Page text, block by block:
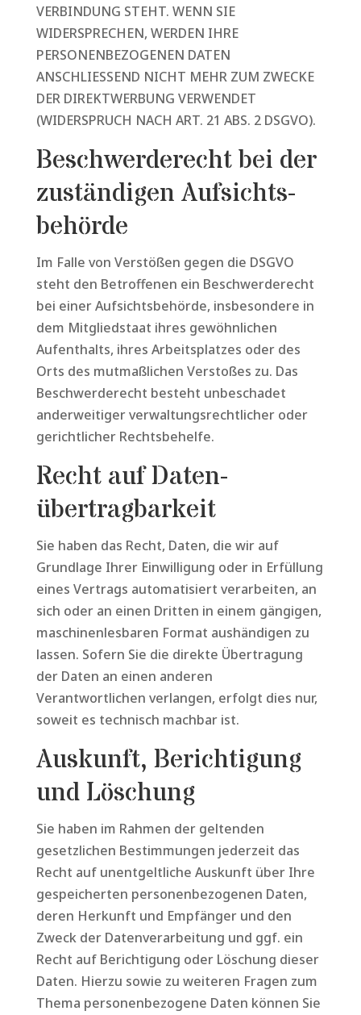
VERBINDUNG STEHT. WENN SIE
WIDERSPRECHEN, WERDEN IHRE
PERSONENBEZOGENEN DATEN
ANSCHLIESSEND NICHT MEHR ZUM ZWECKE
DER DIREKTWERBUNG VERWENDET
(WIDERSPRUCH NACH ART. 21 ABS. 2 DSGVO).
Beschwerde­recht bei der
zuständigen Aufsichts­
behörde
Im Falle von Verstößen gegen die DSGVO
steht den Betroffenen ein Beschwerderecht
bei einer Aufsichtsbehörde, insbesondere in
dem Mitgliedstaat ihres gewöhnlichen
Aufenthalts, ihres Arbeitsplatzes oder des
Orts des mutmaßlichen Verstoßes zu. Das
Beschwerderecht besteht unbeschadet
anderweitiger verwaltungsrechtlicher oder
gerichtlicher Rechtsbehelfe.
Recht auf Daten­
übertrag­barkeit
Sie haben das Recht, Daten, die wir auf
Grundlage Ihrer Einwilligung oder in Erfüllung
eines Vertrags automatisiert verarbeiten, an
sich oder an einen Dritten in einem gängigen,
maschinenlesbaren Format aushändigen zu
lassen. Sofern Sie die direkte Übertragung
der Daten an einen anderen
Verantwortlichen verlangen, erfolgt dies nur,
soweit es technisch machbar ist.
Auskunft, Berichtigung
und Löschung
Sie haben im Rahmen der geltenden
gesetzlichen Bestimmungen jederzeit das
Recht auf unentgeltliche Auskunft über Ihre
gespeicherten personenbezogenen Daten,
deren Herkunft und Empfänger und den
Zweck der Datenverarbeitung und ggf. ein
Recht auf Berichtigung oder Löschung dieser
Daten. Hierzu sowie zu weiteren Fragen zum
Thema personenbezogene Daten können Sie